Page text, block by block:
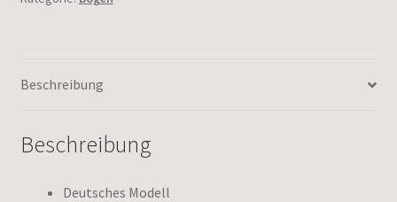
Beschreibung
Beschreibung
Deutsches Modell